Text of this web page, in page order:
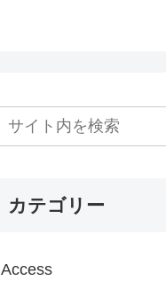
カテゴリー
Access